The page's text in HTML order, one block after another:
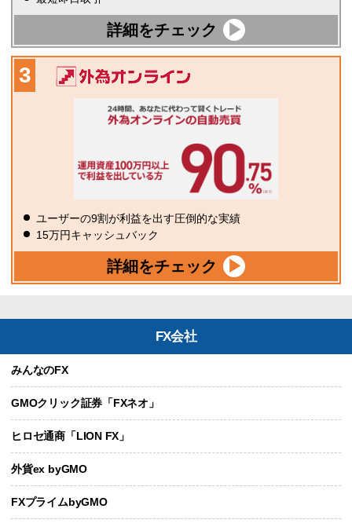
詳細をチェック
ユーザーの9割が利益を出す圧倒的な実績
15万円キャッシュバック
詳細をチェック
FX会社
みんなのFX
GMOクリック証券「FXネオ」
ヒロセ通商「LION FX」
外貨ex byGMO
FXプライムbyGMO